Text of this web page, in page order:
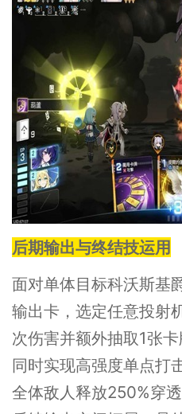
后期输出与终结技运用
面对单体目标科沃斯基
输出卡，选定任意投射
次伤害并额外抽取1张
同时实现高强度单点打
全体敌人释放250%穿